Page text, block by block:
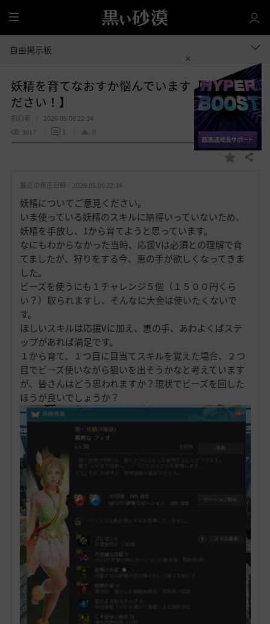
全
体
自由掲示板
妖精を育てなおすか悩んでいます【ご意見く
ださい！】
初心者
2026.05.06 22:34
3017
1 0
お
り
共有する
最近の修正日時 : 2026.05.06 22:34
妖精についてご意見ください。
いま使っている妖精のスキルに納得いっていないため、
妖精を手放し、1から育てようと思っています。
なにもわからなかった当時、応援Vは必須との理解で育
てましたが、狩りをする今、恵の手が欲しくなってきま
した。
ビーズを使うにも１チャレンジ５個（１５００円くら
い？）取られますし、そんなに大金は使いたくないで
す。
ほしいスキルは応援Vに加え、恵の手、あわよくばステ
ップがあれば満足です。
１から育て、１つ目に目当てスキルを覚えた場合、２つ
目でビーズ使いながら狙いを出そうかなと考えています
が、皆さんはどう思われますか？現状でビーズを回した
ほうが良いでしょうか？